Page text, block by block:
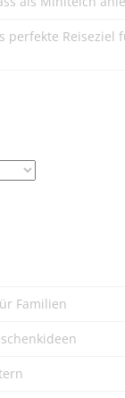
perfekte Reiseziel
Familien